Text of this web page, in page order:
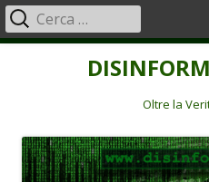
Oltre la
Menu
principale
Ricerca
per: